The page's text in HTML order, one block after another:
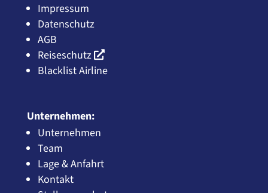
Impressum
Datenschutz
AGB
Reiseschutz
Blacklist Airline
Unternehmen:
Unternehmen
Team
Lage & Anfahrt
Kontakt